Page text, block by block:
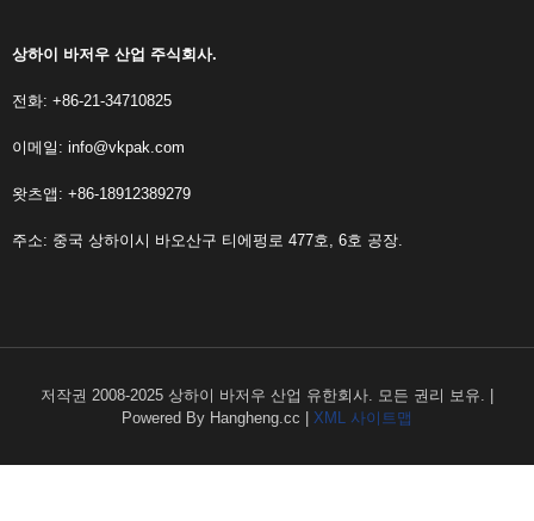
상하이 바저우 산업 주식회사.
전화: +86-21-34710825
이메일: info@vkpak.com
왓츠앱: +86-18912389279
주소: 중국 상하이시 바오산구 티에펑로 477호, 6호 공장.
저작권 2008-2025 상하이 바저우 산업 유한회사. 모든 권리 보유. |
Powered By Hangheng.cc | XML 사이트맵